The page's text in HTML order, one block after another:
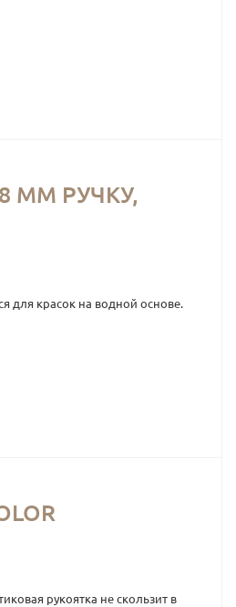
ММ РУЧКУ,
для красок на водной основе.
рукоятка не скользит в